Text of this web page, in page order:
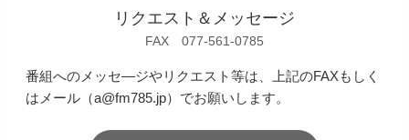
リクエスト＆メッセージ
FAX 077-561-0785
番組へのメッセ―ジやリクエスト等は、上記のFAXもしく
はメール（a@fm785.jp）でお願いします。